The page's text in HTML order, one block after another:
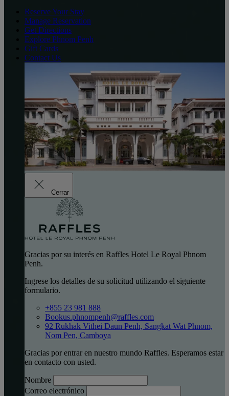
Reserve Your Stay
Manage Reservation
Get Directions
Explore Phnom Penh
Gift Cards
Contact Us
Cerrar
Gracias por su interés en Raffles Hotel Le Royal Phnom
Penh.
Ingrese los detalles de su solicitud utilizando el siguiente
formulario.
+855 23 981 888
Bookus.phnompenh@raffles.com
92 Rukhak Vithei Daun Penh, Sangkat Wat Phnom,
Nom Pen, Camboya
Gracias por entrar en nuestro mundo Raffles. Esperamos estar
en contacto con usted.
Nombre
Correo electrónico